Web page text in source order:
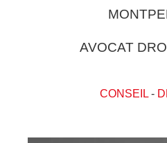
AVOCAT
CONSEIL-